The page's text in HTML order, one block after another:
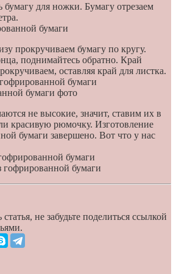
для ножки. Бумагу отрезаем
прокручиваем бумагу по кругу.
поднимайтесь обратно. Край
оставляя край для листка.
не высокие, значит, ставим их в
красивую рюмочку. Изготовление
бумаги завершено. Вот что у нас
не забудьте поделиться ссылкой